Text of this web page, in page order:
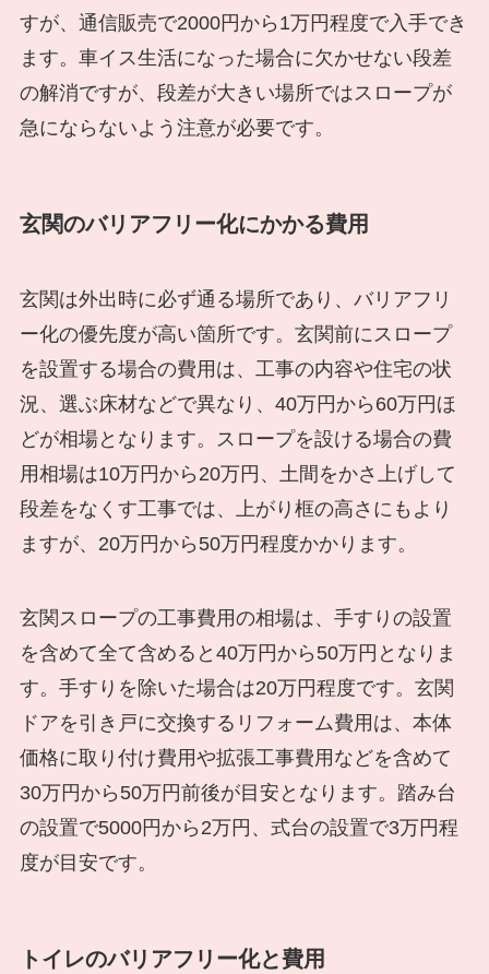
すが、通信販売で2000円から1万円程度で入手でき
ます。車イス生活になった場合に欠かせない段差
の解消ですが、段差が大きい場所ではスロープが
急にならないよう注意が必要です。
玄関のバリアフリー化にかかる費用
玄関は外出時に必ず通る場所であり、バリアフリ
ー化の優先度が高い箇所です。玄関前にスロープ
を設置する場合の費用は、工事の内容や住宅の状
況、選ぶ床材などで異なり、40万円から60万円ほ
どが相場となります。スロープを設ける場合の費
用相場は10万円から20万円、土間をかさ上げして
段差をなくす工事では、上がり框の高さにもより
ますが、20万円から50万円程度かかります。
玄関スロープの工事費用の相場は、手すりの設置
を含めて全て含めると40万円から50万円となりま
す。手すりを除いた場合は20万円程度です。玄関
ドアを引き戸に交換するリフォーム費用は、本体
価格に取り付け費用や拡張工事費用などを含めて
30万円から50万円前後が目安となります。踏み台
の設置で5000円から2万円、式台の設置で3万円程
度が目安です。
トイレのバリアフリー化と費用